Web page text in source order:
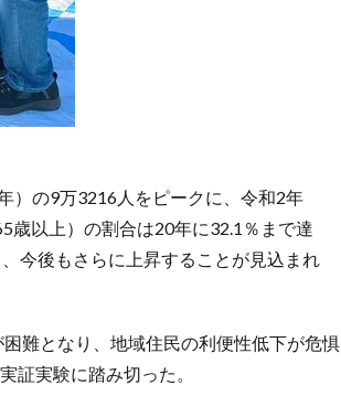
）の9万3216人をピークに、令和2年
歳以上）の割合は20年に32.1％まで達
今後もさらに上昇することが見込まれ
難となり、地域住民の利便性低下が危惧
証実験に踏み切った。